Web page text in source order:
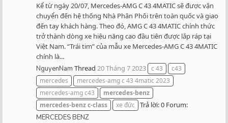
Kể từ ngày 20/07, Mercedes-AMG C 43 4MATIC sẽ được vận
chuyển đến hệ thống Nhà Phân Phối trên toàn quốc và giao
đến tay khách hàng. Theo đó, AMG C 43 4MATIC chính thức
trở thành dòng xe hiệu năng cao đầu tiên được lắp ráp tại
Việt Nam. “Trái tim” của mẫu xe Mercedes-AMG C 43 4MATIC
chính là...
NguyenNam Thread 20 Tháng 7 2023 c 43
c43
mercedes
mercedes-amg c 43 4matic 2023
mercedes-amg c43
mercedes-benz
mercedes-benzc-class xe đức Trả lời: 0 Forum:
MERCEDES BENZ